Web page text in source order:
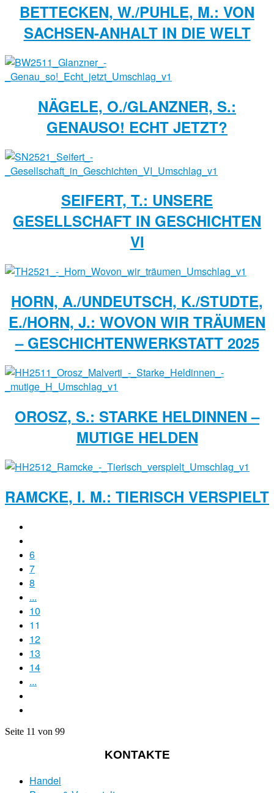
BETTECKEN, W./PUHLE, M.: VON
SACHSEN-ANHALT IN DIE WELT
NÄGELE, O./GLANZNER, S.:
GENAUSO! ECHT JETZT?
SEIFERT, T.: UNSERE
GESELLSCHAFT IN GESCHICHTEN
VI
HORN, A./UNDEUTSCH, K./STUDTE,
E./HORN, J.: WOVON WIR TRÄUMEN
– GESCHICHTENWERKSTATT 2025
OROSZ, S.: STARKE HELDINNEN –
MUTIGE HELDEN
RAMCKE, I. M.: TIERISCH VERSPIELT
6
7
8
...
10
11
12
13
14
...
Seite 11 von 99
KONTAKTE
Handel